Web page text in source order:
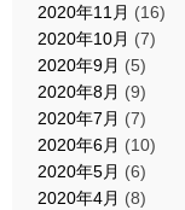
2020年11月 (16)
2020年10月 (7)
2020年9月 (5)
2020年8月 (9)
2020年7月 (7)
2020年6月 (10)
2020年5月 (6)
2020年4月 (8)